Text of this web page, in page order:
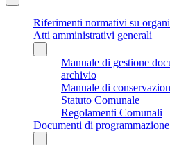
Riferimenti normativi su
Atti amministrativi generali
Manuale di gestione
archivio
Manuale di
Statuto Comunale
Regolamenti Comunali
Documenti di